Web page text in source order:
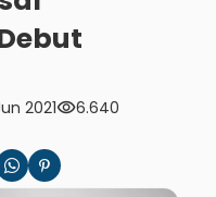
2021visibility6.640